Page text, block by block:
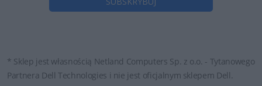
* Sklep jest własnością Netland Computers Sp. z o.o. - Tytanowego
Partnera Dell Technologies i nie jest oficjalnym sklepem Dell.